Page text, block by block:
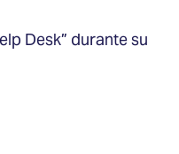
Desk” durante su